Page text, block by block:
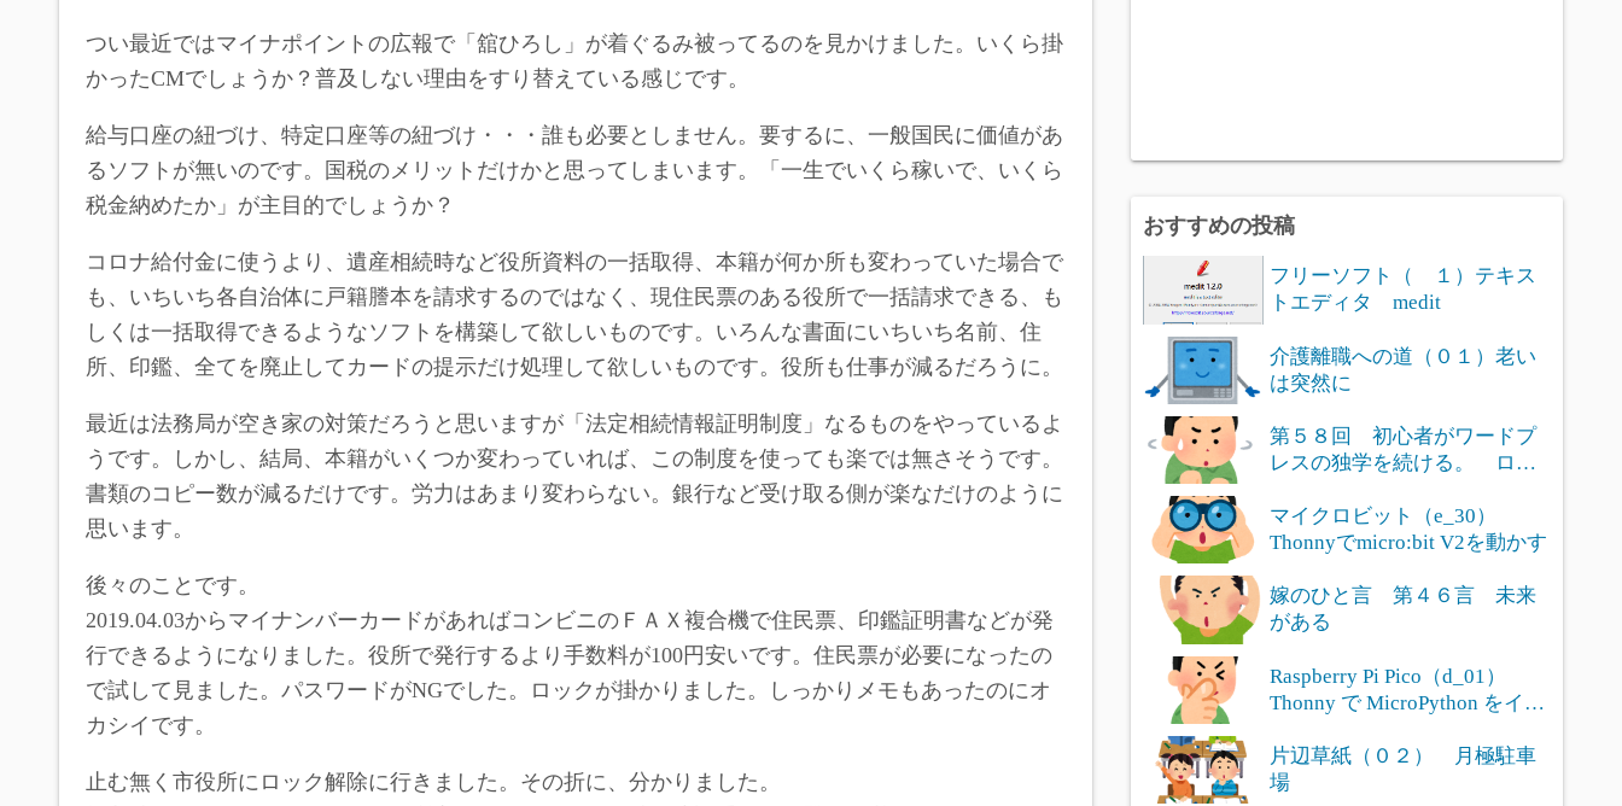
つい最近ではマイナポイントの広報で「舘ひろし」が着ぐるみ被ってるのを見かけました。いくら掛
かったCMでしょうか？普及しない理由をすり替えている感じです。
給与口座の紐づけ、特定口座等の紐づけ・・・誰も必要としません。要するに、一般国民に価値があ
るソフトが無いのです。国税のメリットだけかと思ってしまいます。「一生でいくら稼いで、いくら
税金納めたか」が主目的でしょうか？
コロナ給付金に使うより、遺産相続時など役所資料の一括取得、本籍が何か所も変わっていた場合で
も、いちいち各自治体に戸籍謄本を請求するのではなく、現住民票のある役所で一括請求できる、も
しくは一括取得できるようなソフトを構築して欲しいものです。いろんな書面にいちいち名前、住
所、印鑑、全てを廃止してカードの提示だけ処理して欲しいものです。役所も仕事が減るだろうに。
最近は法務局が空き家の対策だろうと思いますが「法定相続情報証明制度」なるものをやっているよ
うです。しかし、結局、本籍がいくつか変わっていれば、この制度を使っても楽では無さそうです。
書類のコピー数が減るだけです。労力はあまり変わらない。銀行など受け取る側が楽なだけのように
思います。
後々のことです。
2019.04.03からマイナンバーカードがあればコンビニのＦＡＸ複合機で住民票、印鑑証明書などが発
行できるようになりました。役所で発行するより手数料が100円安いです。住民票が必要になったの
で試して見ました。パスワードがNGでした。ロックが掛かりました。しっかりメモもあったのにオ
カシイです。
止む無く市役所にロック解除に行きました。その折に、分かりました。
おすすめの投稿
フリーソフト（ １）テキス
トエディタ medit
介護離職への道（０１）老い
は突然に
第５８回 初心者がワードプ
レスの独学を続ける。 ログ
マイクロビット（e_30）
Thonnyでmicro:bit V2を動かす
嫁のひと言 第４６言 未来
がある
Raspberry Pi Pico（d_01）
Thonny で MicroPython をイン
片辺草紙（０２） 月極駐車
場